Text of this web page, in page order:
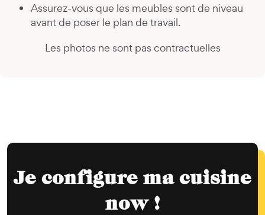
Assurez-vous que les meubles sont de niveau
avant de poser le plan de travail.
Les photos ne sont pas contractuelles
Je configure ma cuisine
now !